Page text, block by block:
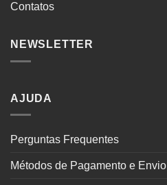
Contatos
NEWSLETTER
AJUDA
Perguntas Frequentes
Métodos de Pagamento e Envio